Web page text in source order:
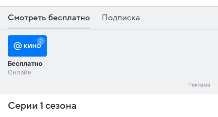
Смотреть бесплатно Подписка
Бесплатно
Онлайн
Серии 1 сезона